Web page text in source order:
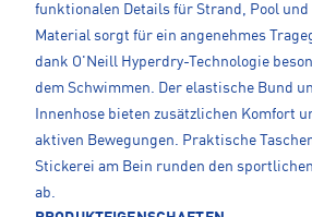
funktionalen Details für Strand, Pool
Material sorgt für ein angenehmes
dank O'Neill Hyperdry-Technologie
dem Schwimmen. Der elastische Bund
Innenhose bieten zusätzlichen Komfort
aktiven Bewegungen. Praktische
Stickerei am Bein runden den
ab.